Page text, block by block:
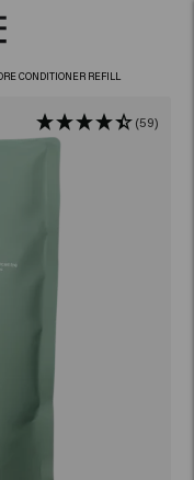
CONDITIONER REFILL
(59)